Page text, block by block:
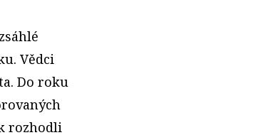
Vědci
Do roku
rozhodli